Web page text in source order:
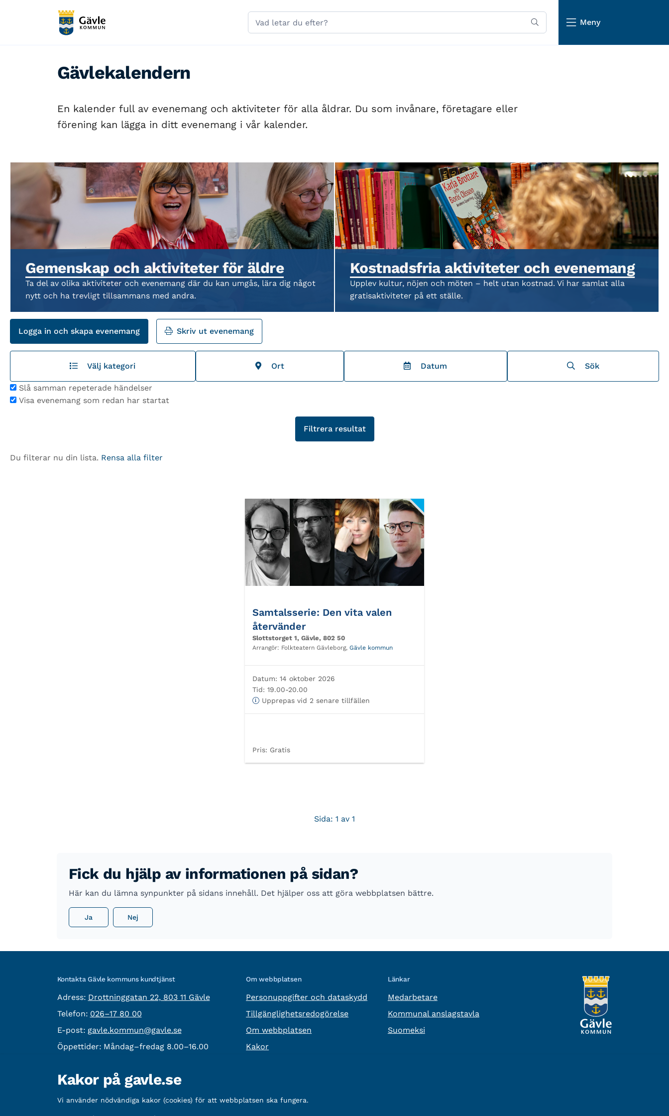
Sök
på
Meny
Gävlekalendern
En kalender full av evenemang och aktiviteter för alla åldrar. Du som invånare, företagare eller
förening kan lägga in ditt evenemang i vår kalender.
Gemenskap och aktiviteter för äldre
Ta del av olika aktiviteter och evenemang där du kan umgås, lära dig något
nytt och ha trevligt tillsammans med andra.
Kostnadsfria aktiviteter och evenemang
Upplev kultur, nöjen och möten – helt utan kostnad. Vi har samlat alla
gratisaktiviteter på ett ställe.
Logga in och skapa evenemang Skriv ut evenemang
Välj kategori Ort Datum Sök
Slå samman repeterade händelser
Visa evenemang som redan har startat
Du filterar nu din lista. Rensa alla filter
Samtalsserie: Den vita valen
återvänder
Slottstorget 1, Gävle, 802 50
Arrangör: Folkteatern Gävleborg, Gävle kommun
Datum: 14 oktober 2026
Tid: 19.00-20.00
Upprepas vid 2 senare tillfällen
Pris: Gratis
Sida: 1 av 1
Fick du hjälp av informationen på sidan?
Här kan du lämna synpunkter på sidans innehåll. Det hjälper oss att göra webbplatsen bättre.
Ja Nej
Kontakta Gävle kommuns kundtjänst
Adress: besöksadress:
Drottninggatan 22, 803 11 Gävle
Telefon: Telefon:
026–17 80 00
E-post: E-post:
gavle.kommun@gavle.se
Öppettider: Måndag–fredag 8.00–16.00
Om webbplatsen
Personuppgifter och dataskydd
Tillgänglighetsredogörelse
Om webbplatsen
Kakor
Länkar
Medarbetare
Kommunal anslagstavla
Suomeksi
Övrig information
Organisationsnummer: 212000-2338
Kakor på gavle.se
Vi använder nödvändiga kakor (cookies) för att webbplatsen ska fungera.